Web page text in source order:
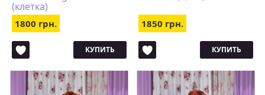
(клетка)
1800 грн.
КУПИТЬ
1850 грн.
КУПИТЬ